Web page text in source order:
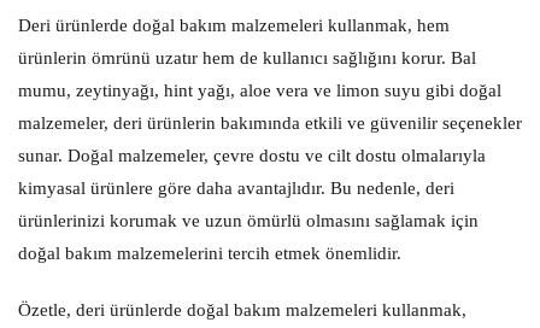
Deri ürünlerde doğal bakım malzemeleri kullanmak, hem
ürünlerin ömrünü uzatır hem de kullanıcı sağlığını korur. Bal
mumu, zeytinyağı, hint yağı, aloe vera ve limon suyu gibi doğal
malzemeler, deri ürünlerin bakımında etkili ve güvenilir seçenekler
sunar. Doğal malzemeler, çevre dostu ve cilt dostu olmalarıyla
kimyasal ürünlere göre daha avantajlıdır. Bu nedenle, deri
ürünlerinizi korumak ve uzun ömürlü olmasını sağlamak için
doğal bakım malzemelerini tercih etmek önemlidir.
Özetle, deri ürünlerde doğal bakım malzemeleri kullanmak,